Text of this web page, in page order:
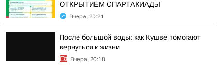
ОТКРЫТИЕМ СПАРТАКИАДЫ
Вчера, 20:21
После большой воды: как Кушве помогают
вернуться к жизни
Вчера, 20:18